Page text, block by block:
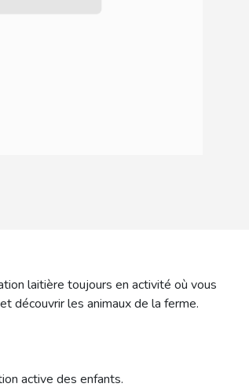
laitière toujours en activité où vous
découvrir les animaux de la ferme.
active des enfants.